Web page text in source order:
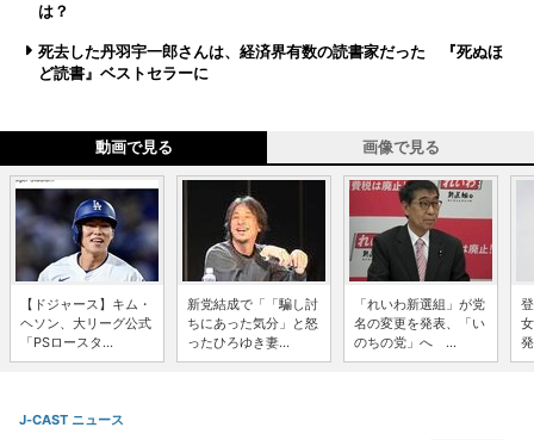
は？
死去した丹羽宇一郎さんは、経済界有数の読書家だった 『死ぬほ
ど読書』ベストセラーに
動画で見る 画像で見る
【ドジャース】キム・
ヘソン、大リーグ公式
「PSロースタ...
新党結成で「「騙し討
ちにあった気分」と怒
ったひろゆき妻...
「れいわ新選組」が党
名の変更を発表、「い
のちの党」へ ...
J-CAST ニュース